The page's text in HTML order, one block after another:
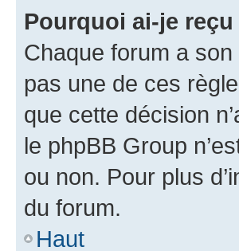
Pourquoi ai-je
Chaque forum a
pas une de ces
que cette décision
le phpBB Group
ou non. Pour plus
du forum.
Haut